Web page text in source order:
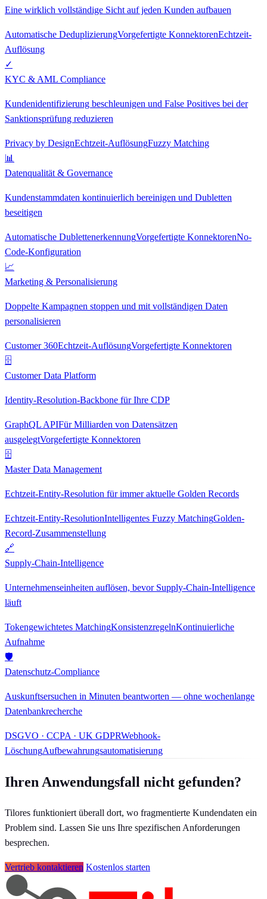
Eine wirklich vollständige Sicht auf jeden Kunden aufbauen
Automatische DeduplizierungVorgefertigte KonnektorenEchtzeit-
Auflösung
✓
KYC & AML Compliance
Kundenidentifizierung beschleunigen und False Positives bei der
Sanktionsprüfung reduzieren
Privacy by DesignEchtzeit-AuflösungFuzzy Matching
📊
Datenqualität & Governance
Kundenstammdaten kontinuierlich bereinigen und Dubletten
beseitigen
Automatische DublettenerkennungVorgefertigte KonnektorenNo-
Code-Konfiguration
📈
Marketing & Personalisierung
Doppelte Kampagnen stoppen und mit vollständigen Daten
personalisieren
Customer 360Echtzeit-AuflösungVorgefertigte Konnektoren
🗄
Customer Data Platform
Identity-Resolution-Backbone für Ihre CDP
GraphQL APIFür Milliarden von Datensätzen
ausgelegtVorgefertigte Konnektoren
🗄
Master Data Management
Echtzeit-Entity-Resolution für immer aktuelle Golden Records
Echtzeit-Entity-ResolutionIntelligentes Fuzzy MatchingGolden-
Record-Zusammenstellung
🔗
Supply-Chain-Intelligence
Unternehmenseinheiten auflösen, bevor Supply-Chain-Intelligence
läuft
Tokengewichtetes MatchingKonsistenzregelnKontinuierliche
Aufnahme
🛡
Datenschutz-Compliance
Auskunftsersuchen in Minuten beantworten — ohne wochenlange
Datenbankrecherche
DSGVO · CCPA · UK GDPRWebhook-
LöschungAufbewahrungsautomatisierung
Ihren Anwendungsfall nicht gefunden?
Tilores funktioniert überall dort, wo fragmentierte Kundendaten ein
Problem sind. Lassen Sie uns Ihre spezifischen Anforderungen
besprechen.
Vertrieb kontaktieren Kostenlos starten